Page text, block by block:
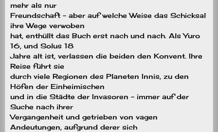
mehr als nur
Freundschaft – aber auf welche Weise das Schicksal
ihre Wege verwoben
hat, enthüllt das Buch erst nach und nach. Als Yuro
16, und Solus 18
Jahre alt ist, verlassen die beiden den Konvent. Ihre
Reise führt sie
durch viele Regionen des Planeten Innis, zu den
Höfen der Einheimischen
und in die Städte der Invasoren – immer auf der
Suche nach ihrer
Vergangenheit und getrieben von vagen
Andeutungen, aufgrund derer sich